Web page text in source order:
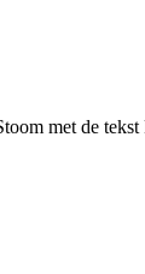
met de